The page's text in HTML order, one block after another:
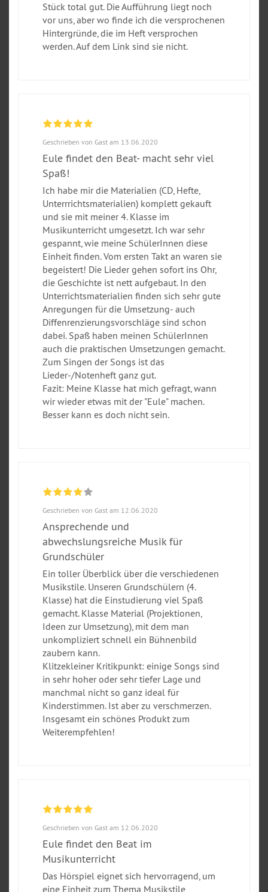
Stück total gut. Die Aufführung liegt noch
vor uns, aber wo finde ich die versprochenen
Hintergründe, die im Heft versprochen
werden. Auf dem Link sind sie nicht.
Geschrieben von Gast am 13.06.2020
Eule findet den Beat- macht sehr viel
Spaß!
Ich habe mir die Materialien (CD, Hefte,
Unterrrichtsmaterialien) komplett gekauft
und sie mit meiner 4. Klasse im
Musikunterricht umgesetzt. Ich war sehr
gespannt, wie meine SchülerInnen diese
Einheit finden. Vom ersten Takt an waren sie
begeistert! Die Lieder gehen sofort ins Ohr,
die Geschichte ist nett aufgebaut. In den
Unterrichtsmaterialien finden sich sehr gute
Anregungen für die Umsetzung- auch
Diffenrenzierungsvorschläge sind schon
dabei. Spaß haben meinen SchülerInnen
auch die praktischen Umsetzungen gemacht.
Zum Singen der Songs ist das
Lieder-/Notenheft ganz gut.
Fazit: Meine Klasse hat mich gefragt, wann
wir wieder etwas mit der "Eule" machen.
Besser kann es doch nicht sein.
Geschrieben von Gast am 12.06.2020
Ansprechende und
abwechslungsreiche Musik für
Grundschüler
Ein toller Überblick über die verschiedenen
Musikstile. Unseren Grundschülern (4.
Klasse) hat die Einstudierung viel Spaß
gemacht. Klasse Material (Projektionen,
Ideen zur Umsetzung), mit dem man
unkompliziert schnell ein Bühnenbild
zaubern kann.
Klitzekleiner Kritikpunkt: einige Songs sind
in sehr hoher oder sehr tiefer Lage und
manchmal nicht so ganz ideal für
Kinderstimmen. Ist aber zu verschmerzen.
Insgesamt ein schönes Produkt zum
Weiterempfehlen!
Geschrieben von Gast am 12.06.2020
Eule findet den Beat im
Musikunterricht
Das Hörspiel eignet sich hervorragend, um
eine Einheit zum Thema Musikstile